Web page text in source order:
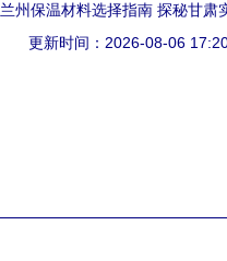
兰州保温材料选择指南 探秘甘肃
的保温供应与关键应用
更新时间：2026-08-06